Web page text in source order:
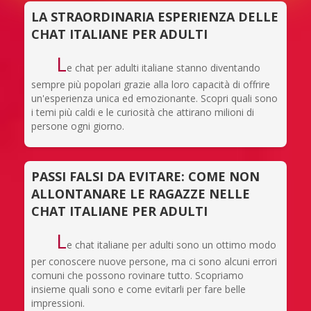
LA STRAORDINARIA ESPERIENZA DELLE
CHAT ITALIANE PER ADULTI
Le chat per adulti italiane stanno diventando
sempre più popolari grazie alla loro capacità di offrire
un'esperienza unica ed emozionante. Scopri quali sono
i temi più caldi e le curiosità che attirano milioni di
persone ogni giorno.
PASSI FALSI DA EVITARE: COME NON
ALLONTANARE LE RAGAZZE NELLE
CHAT ITALIANE PER ADULTI
Le chat italiane per adulti sono un ottimo modo
per conoscere nuove persone, ma ci sono alcuni errori
comuni che possono rovinare tutto. Scopriamo
insieme quali sono e come evitarli per fare belle
impressioni.